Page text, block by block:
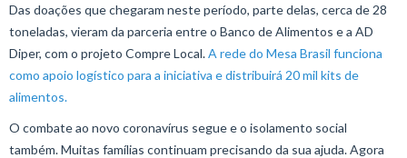
Das doações que chegaram neste período, parte delas, cerca de 28
toneladas, vieram da parceria entre o Banco de Alimentos e a AD
Diper, com o projeto Compre Local.A rede do Mesa Brasil funciona
como apoio logístico para a iniciativa e distribuirá 20 mil kits de
alimentos.
O combate ao novo coronavírus segue e o isolamento social
também. Muitas famílias continuam precisando da sua ajuda. Agora